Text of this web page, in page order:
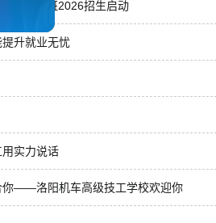
校短培班2026招生启动
升就业无忧
实力说话
你——洛阳机车高级技工学校欢迎你